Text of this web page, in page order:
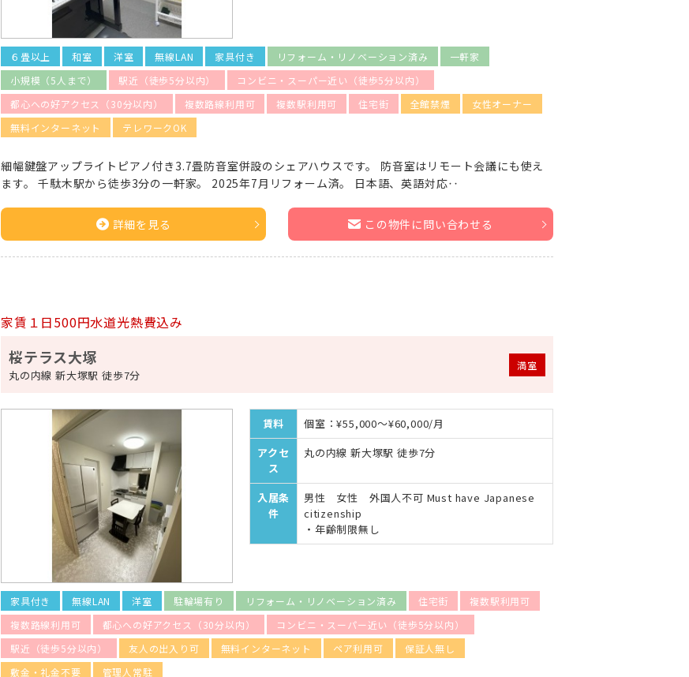
６畳以上 和室 洋室 無線LAN 家具付き リフォーム・リノベーション済み
一軒家
小規模（5人まで）
駅近（徒歩5分以内）
コンビニ・スーパー近い（徒歩5分以内）
都心への好アクセス（30分以内）
複数路線利用可 複数駅利用可 住宅街 全館禁煙
女性オーナー
無料インターネット
テレワークOK
細幅鍵盤アップライトピアノ付き3.7畳防音室併設のシェアハウスです。 防音室はリモート会議にも使え
ます。 千駄木駅から徒歩3分の一軒家。 2025年7月リフォーム済。 日本語、英語対応‥
詳細を見る この物件に問い合わせる
家賃１日500円水道光熱費込み
桜テラス大塚
丸の内線 新大塚駅 徒歩7分
満室
賃料
個室：¥55,000～¥60,000/月
アクセ
ス
丸の内線 新大塚駅 徒歩7分
入居条
件
男性 女性 外国人不可 Must have Japanese
citizenship
・年齢制限無し
家具付き 無線LAN 洋室 駐輪場有り リフォーム・リノベーション済み 住宅街
複数駅利用可
複数路線利用可
都心への好アクセス（30分以内）
コンビニ・スーパー近い（徒歩5分以内）
駅近（徒歩5分以内）
友人の出入り可 無料インターネット ペア利用可
保証人無し
敷金・礼金不要
管理人常駐